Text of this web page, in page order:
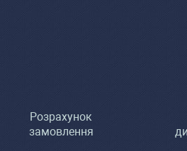
Розрахунок
замовлення